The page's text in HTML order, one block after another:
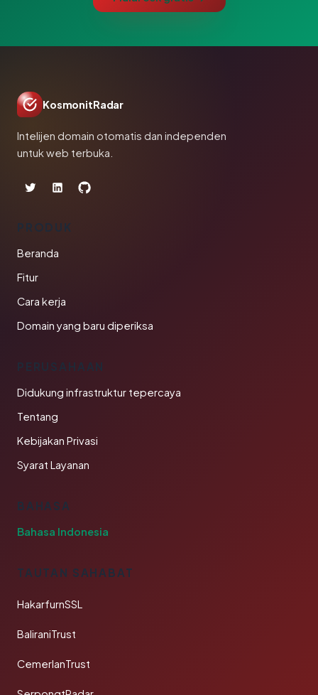
KosmonitRadar
Intelijen domain otomatis dan independen
untuk web terbuka.
PRODUK
Beranda
Fitur
Cara kerja
Domain yang baru diperiksa
PERUSAHAAN
Didukung infrastruktur tepercaya
Tentang
Kebijakan Privasi
Syarat Layanan
BAHASA
Bahasa Indonesia
TAUTAN SAHABAT
HakarfurnSSL
BaliraniTrust
CemerlanTrust